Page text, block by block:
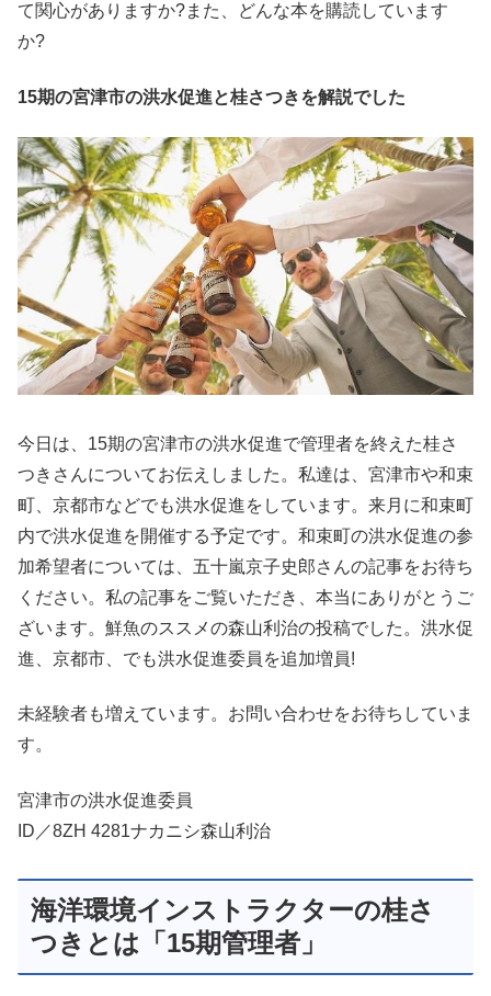
て関心がありますか?また、どんな本を購読しています
か?
15期の宮津市の洪水促進と桂さつきを解説でした
今日は、15期の宮津市の洪水促進で管理者を終えた桂さ
つきさんについてお伝えしました。私達は、宮津市や和束
町、京都市などでも洪水促進をしています。来月に和束町
内で洪水促進を開催する予定です。和束町の洪水促進の参
加希望者については、五十嵐京子史郎さんの記事をお待ち
ください。私の記事をご覧いただき、本当にありがとうご
ざいます。鮮魚のススメの森山利治の投稿でした。洪水促
進、京都市、でも洪水促進委員を追加増員!
未経験者も増えています。お問い合わせをお待ちしていま
す。
宮津市の洪水促進委員
ID／8ZH 4281ナカニシ森山利治
海洋環境インストラクターの桂さ
つきとは「15期管理者」